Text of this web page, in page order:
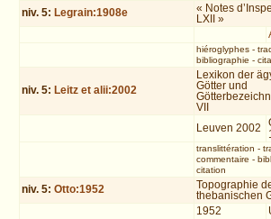
niv. 5: Legrain:1908e
« Notes
LXII »
hiéroglyphes-
bibliographie -
niv. 5: Leitz et alii:2002
Lexikon der
Götter und
VII
Leuven 2002
translittération -
commentaire -
citation
niv. 5:Otto:1952
Topographie
thebanischen
1952